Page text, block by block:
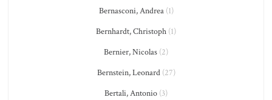
Bernasconi, Andrea(1)
Bernhardt, Christoph (1)
Bernier, Nicolas (2)
Bernstein, Leonard(27)
Bertali, Antonio (3)